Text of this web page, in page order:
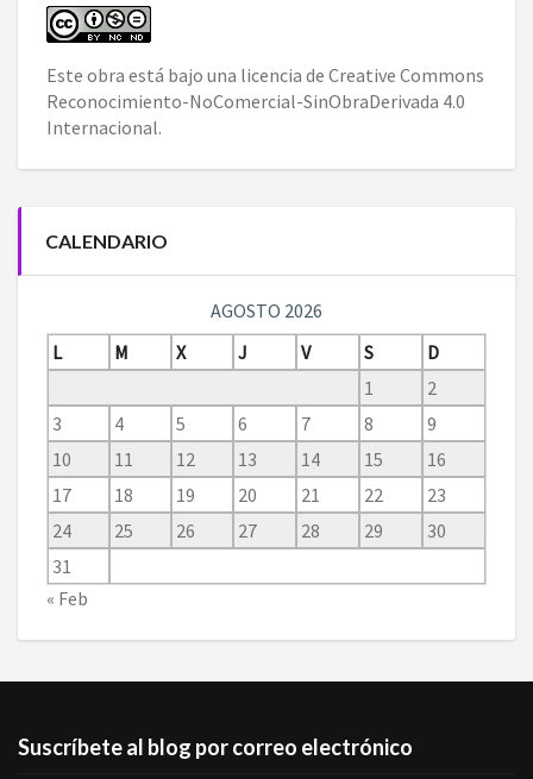
Este obra está bajo una licencia de Creative Commons
Reconocimiento-NoComercial-SinObraDerivada 4.0
Internacional.
CALENDARIO
AGOSTO 2026
L
M X J V S
D
1
2
3
4 5 6 7 8
9
10
11 12 13 14 15
16
17
18 19 20 21 22
23
24
25 26 27 28 29
30
31
« Feb
Suscríbete al blog por correo electrónico